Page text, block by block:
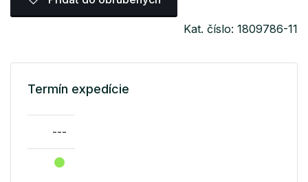
Kat. číslo: 1809786-11
Termín expedície
---